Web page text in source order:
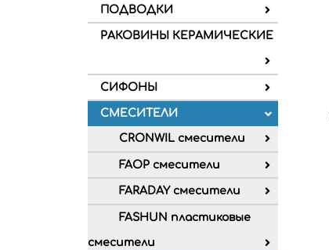
ПОДВОДКИ
РАКОВИНЫ КЕРАМИЧЕСКИЕ
СИФОНЫ
СМЕСИТЕЛИ
CRONWIL смесители
FAOP смесители
FARADAY смесители
FASHUN пластиковые
смесители